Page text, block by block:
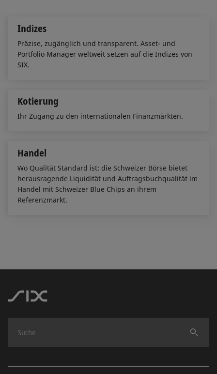
Indizes
Präzise, zugänglich und transparent. Asset- und
Portfolio Manager weltweit setzen auf die Indizes von
SIX.
Kotierung
Ihr Zugang zu den internationalen Finanzmärkten.
Handel
Wo Qualität Standard ist: die Schweizer Börse bietet
herausragende Liquidität und Auftragsbuchqualität im
Handel mit Schweizer Blue Chips an ihrem
Referenzmarkt.
Finden